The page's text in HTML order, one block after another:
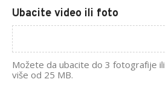
Ubacite video ili foto
Možete da ubacite do 3 fotografije
više od 25 MB.